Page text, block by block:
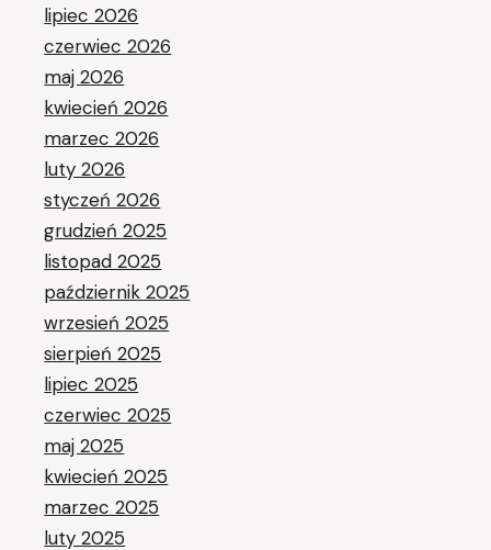
lipiec 2026
czerwiec 2026
maj 2026
kwiecień 2026
marzec 2026
luty 2026
styczeń 2026
grudzień 2025
listopad 2025
październik 2025
wrzesień 2025
sierpień 2025
lipiec 2025
czerwiec 2025
maj 2025
kwiecień 2025
marzec 2025
luty 2025